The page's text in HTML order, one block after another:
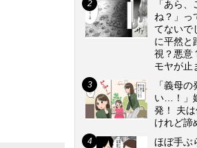
「あら
ね？」っ
てない
に平然
視？悪意
モヤが止
「義母
い…！」
発！ 夫
けれど諦
ほぼ手ぶ